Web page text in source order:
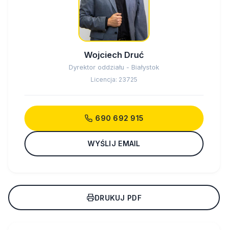
Wojciech Druć
Dyrektor oddziału - Białystok
Licencja: 23725
690 692 915
WYŚLIJ EMAIL
DRUKUJ PDF